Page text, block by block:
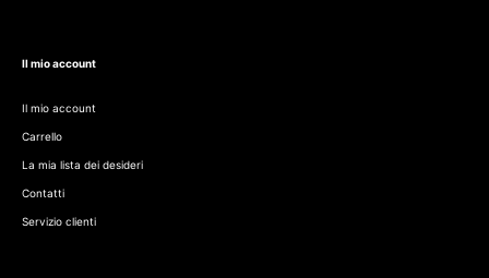
Il mio account
Il mio account
Carrello
La mia lista dei desideri
Contatti
Servizio clienti